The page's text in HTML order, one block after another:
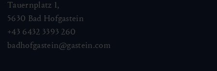
Tauernplatz 1,
5630 Bad Hofgastein
+43 6432 3393 260
badhofgastein@gastein.com